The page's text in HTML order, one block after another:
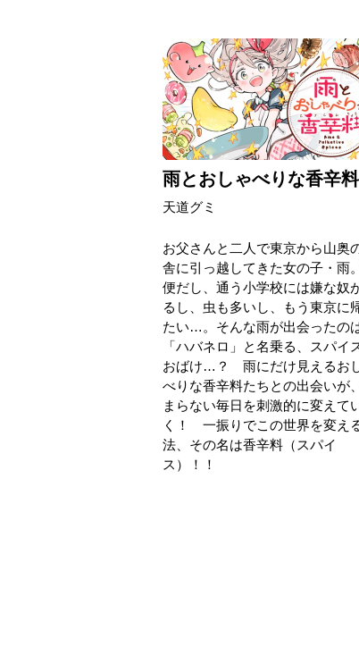
雨とおしゃべりな香辛料
天道グミ
お父さんと二人で東京から山奥
舎に引っ越してきた女の子・雨
便だし、通う小学校には嫌な奴
るし、虫も多いし、もう東京に
たい…。そんな雨が出会ったのは
「ハバネロ」と名乗る、スパイ
おばけ…？ 雨にだけ見えるお
べりな香辛料たちとの出会いが
まらない毎日を刺激的に変えて
く！ 一振りでこの世界を変え
法、その名は香辛料（スパイ
ス）！！